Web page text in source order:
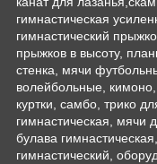
гимнастическая
гимнастический
прыжков в высоту,
стенка, мячи
волейбольные,
куртки, самбо, трико
гимнастическая, мячи
булава
гимнастический,